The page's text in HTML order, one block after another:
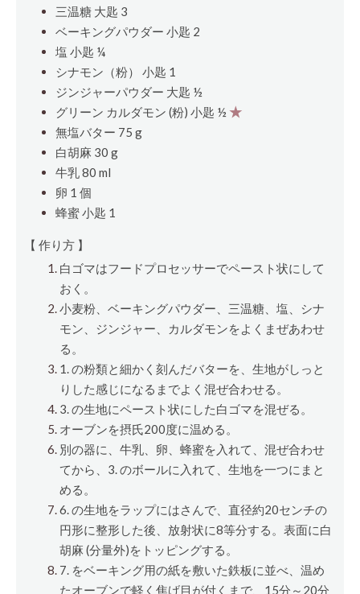
三温糖 大匙 3
ベーキングパウダー 小匙 2
塩 小匙 ¼
シナモン（粉） 小匙 1
ジンジャーパウダー 大匙 ½
グリーン カルダモン (粉) 小匙 ½ ★
無塩バター 75 g
白胡麻 30 g
牛乳 80 ml
卵 1 個
蜂蜜小匙 1
【 作り方 】
白ゴマはフードプロセッサーでペースト状にして
おく。
小麦粉、ベーキングパウダー、三温糖、塩、シナ
モン、ジンジャー、カルダモンをよくまぜあわせ
る。
1. の粉類と細かく刻んだバターを、生地がしっと
りした感じになるまでよく混ぜ合わせる。
3. の生地にペースト状にした白ゴマを混ぜる。
オーブンを摂氏200度に温める。
別の器に、牛乳、卵、蜂蜜を入れて、混ぜ合わせ
てから、3. のボールに入れて、生地を一つにまと
める。
6. の生地をラップにはさんで、直径約20センチの
円形に整形した後、放射状に8等分する。表面に白
胡麻 (分量外)をトッピングする。
7. をベーキング用の紙を敷いた鉄板に並べ、温め
たオーブンで軽く焦げ目が付くまで、15分～20分